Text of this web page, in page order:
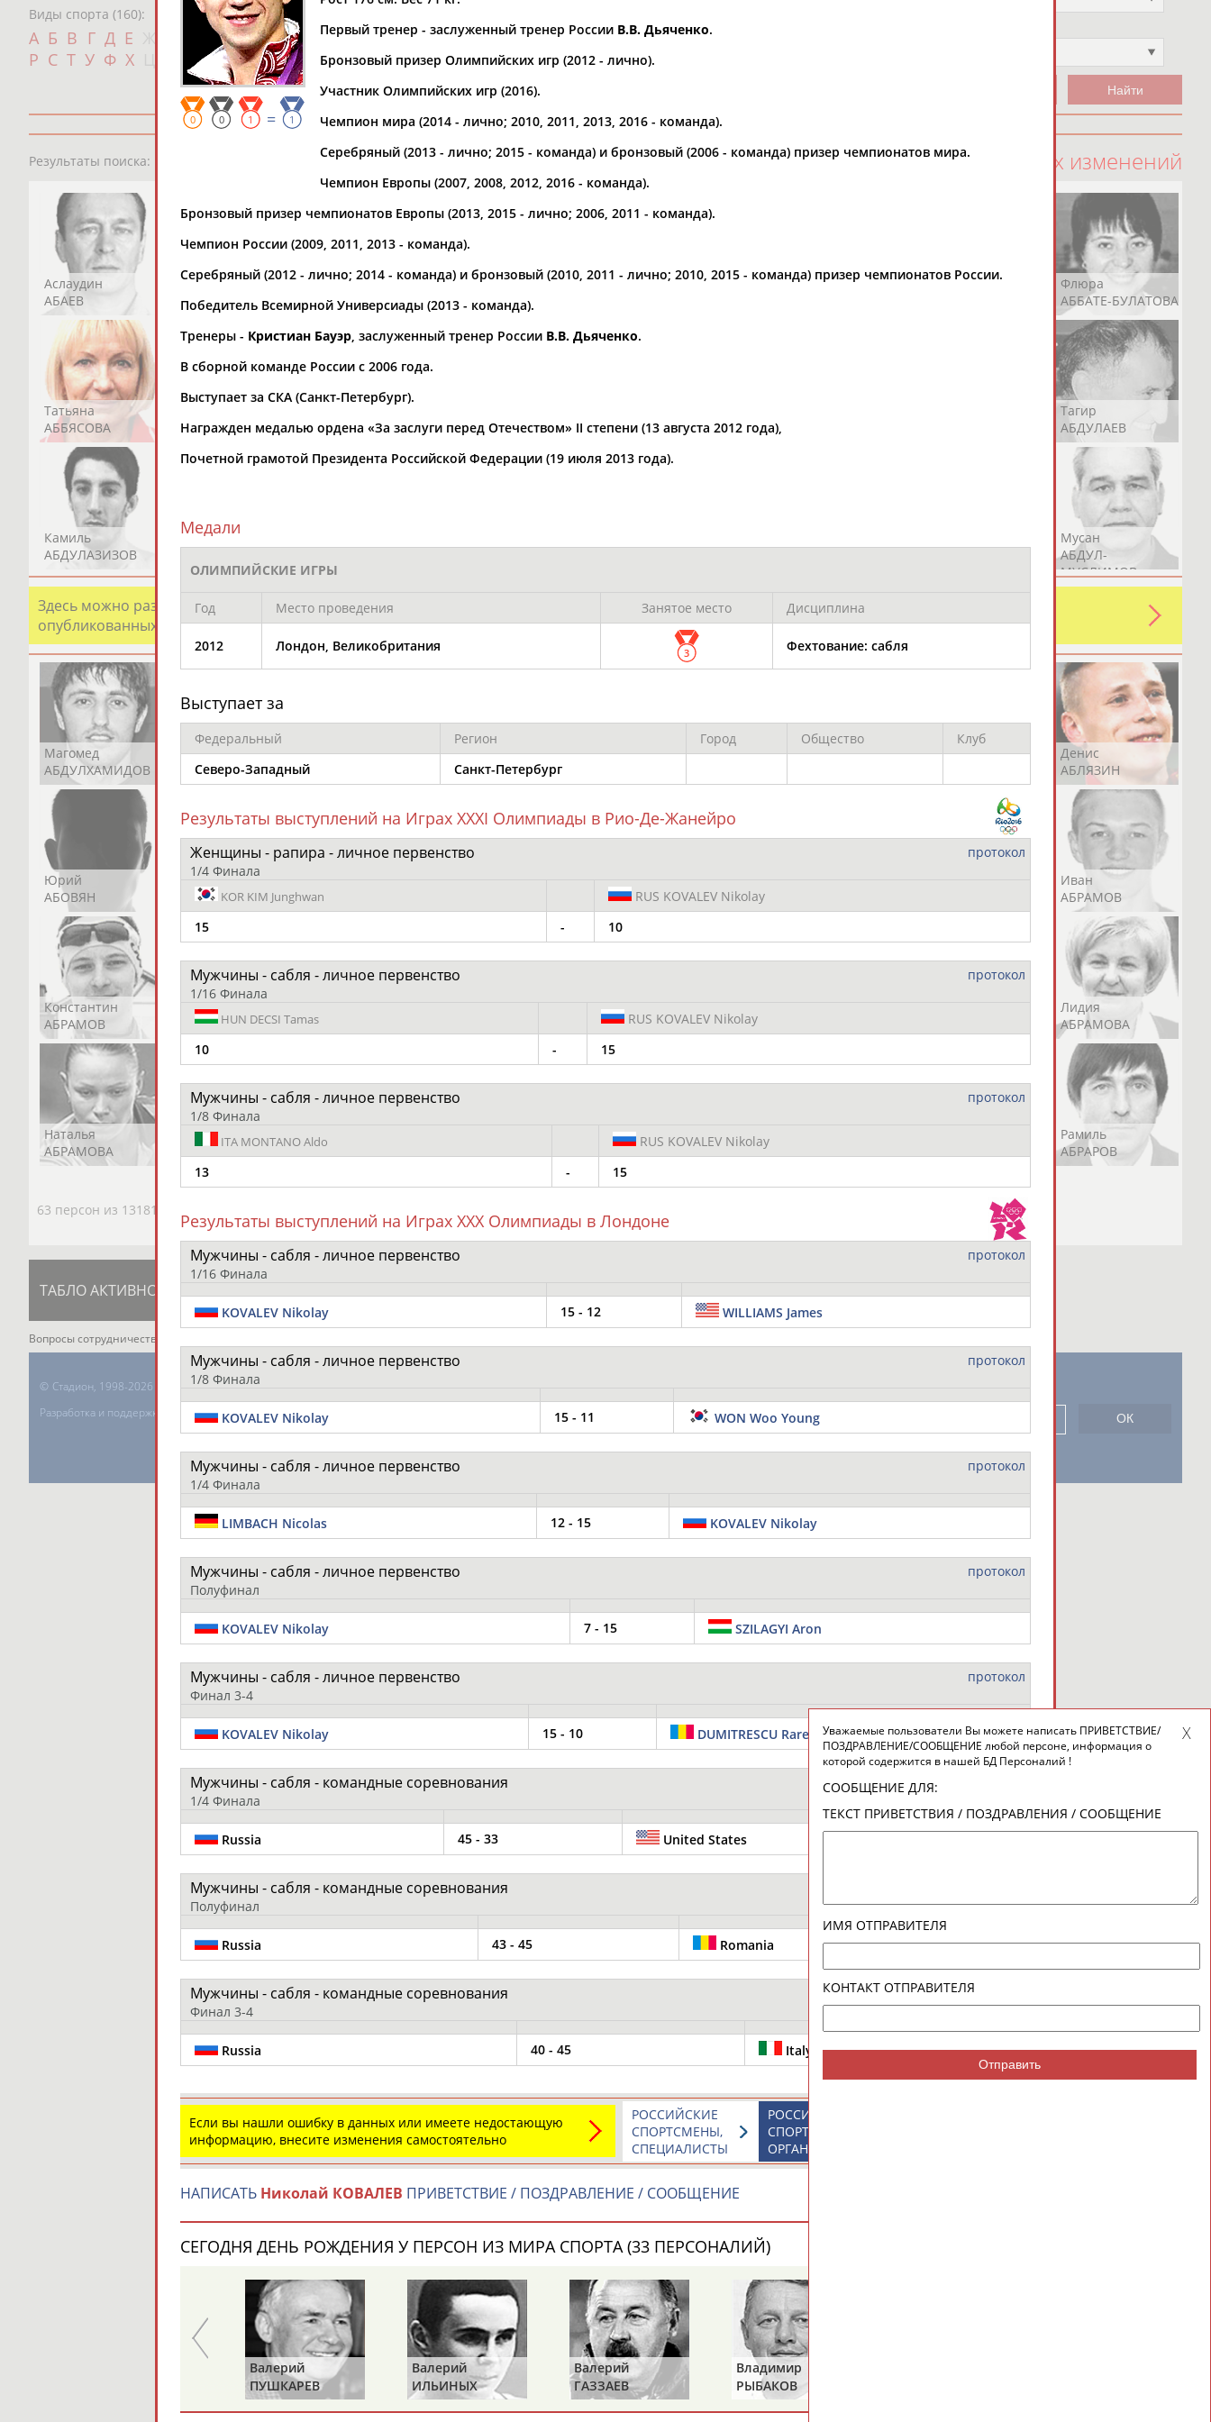
Виды спорта (160):
А Б В Г Д Е К Л М Н О
П
Р С Т У Ф Х Ш Щ Э Ю Я
Дата рождения
год
Результаты поиска: 100 последних изменений
Аслаудин
АБАЕВ
Елена
АБАИМОВА
Мария
АБАКУМОВА
Юлия
АБАЛАКИНА
Дмитрий
Тамилла
Рамазан
Ростом
Флюра
АББАТЕ-БУЛАТОВА
Татьяна
АББЯСОВА
Акжана
АБДИКАРИМОВА
АБДРАХМАНОВ
АБДРАХМАНОВ
АБДРАХМАНОВА
АБДУВАЛИЕВ
Тагир
АБДУЛАЕВ
Камиль
АБДУЛАЗИЗОВ
Загалав
Мусан
АБДУЛ-
МУСЛИМОВ
Здесь можно разместить информацию о хорошо известном спортсмене, тренере, специалисте или исправить какую-либо ошибку в уже
опубликованных записях. Страна должна знать своих героев! Герои спорта - это одни из главных патриотов своей страны!
Магомед
АБДУЛХАМИДОВ
Шамиль
АБДУРАХМАНОВ
Адлан
АБДУРАШИДОВ
Рустам
АБДУРАШИДОВ
Магомед
АБДУСАЛАМОВ
Нурлан
Эдуард
Уулу Азамат
Денис
АБЛЯЗИН
Юрий
АБОВЯН
Никита
АБОЗОВИК
АБОИМОВ
АБРАМАШВИЛИ
АБРАМОВ
Иван
АБРАМОВ
Константин
АБРАМОВ
Константин
АБРАМОВ
АБРАМОВ
АБРАМОВА
АБРАМОВА
Лидия
АБРАМОВА
Наталья
АБРАМОВА
Нелли
АБРАМОВА
Светлана
АБРАМОВА
АБРАМОВИЧ
Маргарита
АБРАМОВИЧ
Рамиль
АБРАРОВ
63 персон из 13181
ТАБЛО АКТИВНОСТИ
Вопросы сотрудничества и совместной деятельности
© Стадион, 1998-2026
Разработка и поддержка ООО НАИТ «Стадион»
Подпишись
0 0 1 = 1
Первый тренер - заслуженный тренер России В.В. Дьяченко.
Бронзовый призер Олимпийских игр (2012 - лично).
Участник Олимпийских игр (2016).
Чемпион мира (2014 - лично; 2010, 2011, 2013, 2016 - команда).
Серебряный (2013 - лично; 2015 - команда) и бронзовый (2006 - команда) призер чемпионатов мира.
Чемпион Европы (2007, 2008, 2012, 2016 - команда).
Бронзовый призер чемпионатов Европы (2013, 2015 - лично; 2006, 2011 - команда).
Чемпион России (2009, 2011, 2013 - команда).
Серебряный (2012 - лично; 2014 - команда) и бронзовый (2010, 2011 - лично; 2010, 2015 - команда) призер чемпионатов России.
Победитель Всемирной Универсиады (2013 - команда).
Тренеры - Кристиан Бауэр , заслуженный тренер России В.В. Дьяченко.
В сборной команде России с 2006 года.
Выступает за СКА (Санкт-Петербург).
Награжден медалью ордена «За заслуги перед Отечеством» II степени (13 августа 2012 года),
Почетной грамотой Президента Российской Федерации (19 июля 2013 года).
Медали
ОЛИМПИЙСКИЕ ИГРЫ
Год Место проведения Занятое место Дисциплина
2012 Лондон, Великобритания 3 Фехтование: сабля
Выступает за
Федеральный Регион Город Общество
Клуб
Северо-Западный
Санкт-Петербург
Результаты выступлений на Играх XXXI Олимпиады в Рио-Де-Жанейро
протокол
Женщины - рапира - личное первенство
1/4 Финала
KOR KIM Junghwan RUS KOVALEV Nikolay
15
- 10
протокол
Мужчины - сабля - личное первенство
1/16 Финала
HUN DECSI Tamas RUS KOVALEV Nikolay
10
- 15
протокол
Мужчины - сабля - личное первенство
1/8 Финала
ITA MONTANO Aldo RUS KOVALEV Nikolay
13
- 15
Результаты выступлений на Играх XXX Олимпиады в Лондоне
протокол
Мужчины - сабля - личное первенство
1/16 Финала
KOVALEV Nikolay 15 - 12 WILLIAMS James
протокол
Мужчины - сабля - личное первенство
1/8 Финала
KOVALEV Nikolay 15 - 11 WON Woo Young
протокол
Мужчины - сабля - личное первенство
1/4 Финала
LIMBACH Nicolas 12 - 15 KOVALEV Nikolay
протокол
Мужчины - сабля - личное первенство
Полуфинал
KOVALEV Nikolay 7 - 15 SZILAGYI Aron
протокол
Мужчины - сабля - личное первенство
Финал 3-4
KOVALEV Nikolay 15 - 10 DUMITRESCU Rares
Мужчины - сабля - командные соревнования
1/4 Финала
Russia 45 - 33 United States
Мужчины - сабля - командные соревнования
Полуфинал
Russia 43 - 45 Romania
протокол
Мужчины - сабля - командные соревнования
Финал 3-4
Russia 40 - 45 Italy
Если вы нашли ошибку в данных или имеете недостающую
информацию, внесите изменения самостоятельно
РОССИЙСКИЕ
СПОРТИВНЫЕ
ОРГАНИЗАЦИИ
РОССИЙСКИЕ
СПОРТСМЕНЫ,
СПЕЦИАЛИСТЫ
НАПИСАТЬ Николай КОВАЛЕВ ПРИВЕТСТВИЕ / ПОЗДРАВЛЕНИЕ / СООБЩЕНИЕ
СЕГОДНЯ ДЕНЬ РОЖДЕНИЯ У ПЕРСОН ИЗ МИРА СПОРТА (33 ПЕРСОНАЛИЙ)
Валерий
ПУШКАРЕВ
Валерий
ИЛЬИНЫХ
Валерий
ГАЗЗАЕВ
Владимир
РЫБАКОВ
Уважаемые пользователи Вы можете написать ПРИВЕТСТВИЕ/
ПОЗДРАВЛЕНИЕ/СООБЩЕНИЕ любой персоне, информация о
которой содержится в нашей БД Персоналий !
СООБЩЕНИЕ ДЛЯ:
ТЕКСТ ПРИВЕТСТВИЯ / ПОЗДРАВЛЕНИЯ / СООБЩЕНИЕ
ИМЯ ОТПРАВИТЕЛЯ
КОНТАКТ ОТПРАВИТЕЛЯ
Отправить